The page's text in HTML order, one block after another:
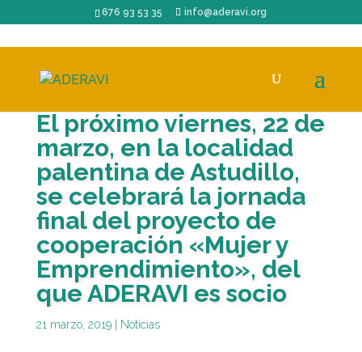
676 93 53 35 info@aderavi.org
El próximo viernes, 22 de
marzo, en la localidad
palentina de Astudillo,
se celebrará la jornada
final del proyecto de
cooperación «Mujer y
Emprendimiento», del
que ADERAVI es socio
21 marzo, 2019| Noticias